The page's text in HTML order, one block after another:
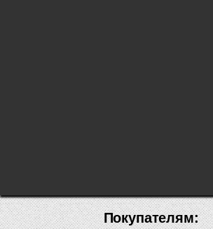
Покупателям: